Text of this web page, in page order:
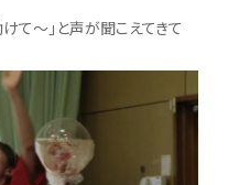
て～」と声が聞こえてきて